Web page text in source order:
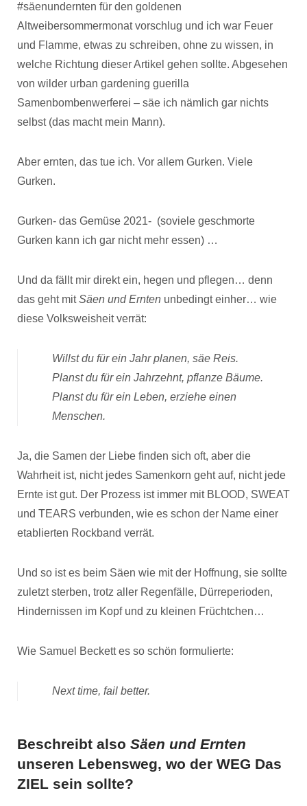
#säenundernten für den goldenen
Altweibersommermonat vorschlug und ich war Feuer
und Flamme, etwas zu schreiben, ohne zu wissen, in
welche Richtung dieser Artikel gehen sollte. Abgesehen
von wilder urban gardening guerilla
Samenbombenwerferei – säe ich nämlich gar nichts
selbst (das macht mein Mann).
Aber ernten, das tue ich. Vor allem Gurken. Viele
Gurken.
Gurken- das Gemüse 2021- (soviele geschmorte
Gurken kann ich gar nicht mehr essen) …
Und da fällt mir direkt ein, hegen und pflegen… denn
das geht mitSäen und Ernten unbedingt einher… wie
diese Volksweisheit verrät:
Willst du für ein Jahr planen, säe Reis.
Planst du für ein Jahrzehnt, pflanze Bäume.
Planst du für ein Leben, erziehe einen
Menschen.
Ja, die Samen der Liebe finden sich oft, aber die
Wahrheit ist, nicht jedes Samenkorn geht auf, nicht jede
Ernte ist gut. Der Prozess ist immer mit BLOOD, SWEAT
und TEARS verbunden, wie es schon der Name einer
etablierten Rockband verrät.
Und so ist es beim Säen wie mit der Hoffnung, sie sollte
zuletzt sterben, trotz aller Regenfälle, Dürreperioden,
Hindernissen im Kopf und zu kleinen Früchtchen…
Wie Samuel Beckett es so schön formulierte:
Next time, fail better.
Beschreibt also Säen und Ernten
unseren Lebensweg, wo der WEG Das
ZIEL sein sollte?